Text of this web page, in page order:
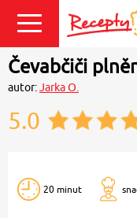
Přihlásit se
Čevabčiči
autor:Jarka O.
5.0
20 minut